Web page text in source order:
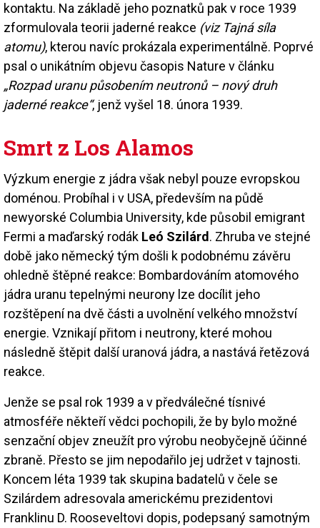
kontaktu. Na základě jeho poznatků pak v roce 1939
zformulovala teorii jaderné reakce (viz Tajná síla
atomu), kterou navíc prokázala experimentálně. Poprvé
psal o unikátním objevu časopis Nature v článku
„Rozpad uranu působením neutronů – nový druh
jaderné reakce“, jenž vyšel 18. února 1939.
Smrt z Los Alamos
Výzkum energie z jádra však nebyl pouze evropskou
doménou. Probíhal i v USA, především na půdě
newyorské Columbia University, kde působil emigrant
Fermi a maďarský rodák Leó Szilárd. Zhruba ve stejné
době jako německý tým došli k podobnému závěru
ohledně štěpné reakce: Bombardováním atomového
jádra uranu tepelnými neurony lze docílit jeho
rozštěpení na dvě části a uvolnění velkého množství
energie. Vznikají přitom i neutrony, které mohou
následně štěpit další uranová jádra, a nastává řetězová
reakce.
Jenže se psal rok 1939 a v předválečné tísnivé
atmosféře někteří vědci pochopili, že by bylo možné
senzační objev zneužít pro výrobu neobyčejně účinné
zbraně. Přesto se jim nepodařilo jej udržet v tajnosti.
Koncem léta 1939 tak skupina badatelů v čele se
Szilárdem adresovala americkému prezidentovi
Franklinu D. Rooseveltovi dopis, podepsaný samotným